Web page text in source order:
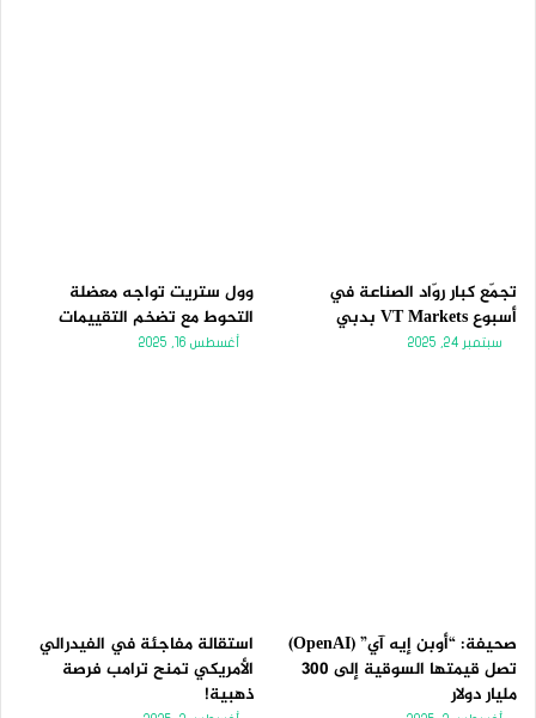
تجمّع كبار روّاد الصناعة في
أسبوع VT Markets بدبي
سبتمبر 24, 2025
وول ستريت تواجه معضلة
التحوط مع تضخم التقييمات
أغسطس 16, 2025
صحيفة: “أوبن إيه آي” (OpenAI)
تصل قيمتها السوقية إلى 300
مليار دولار
استقالة مفاجئة في الفيدرالي
الأمريكي تمنح ترامب فرصة
ذهبية!